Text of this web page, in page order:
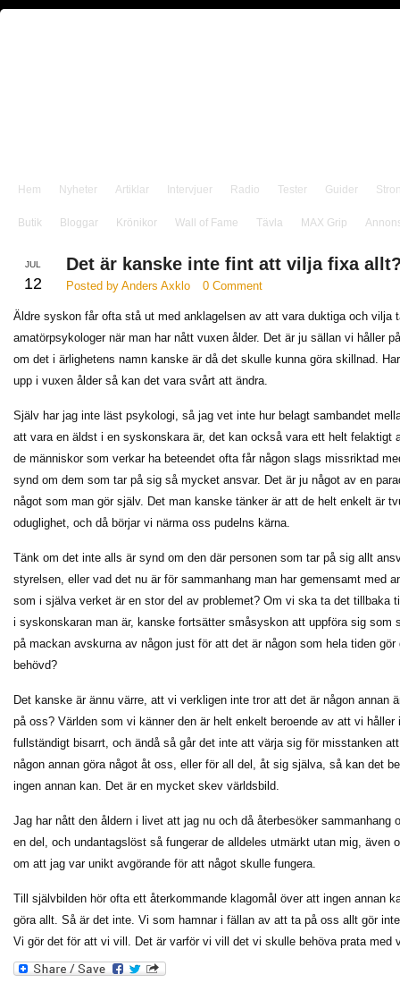
Hem Nyheter Artiklar Intervjuer Radio Tester Guider
Butik Bloggar Krönikor Wall of Fame Tävla MAX Grip
JUL
12
Det är kanske inte fint att vilja fixa
Posted by Anders Axklo 0 Comment
Äldre syskon får ofta stå ut med anklagelsen av att vara duktiga och vilja
amatörpsykologer när man har nått vuxen ålder. Det är ju sällan vi håller
om det i ärlighetens namn kanske är då det skulle kunna göra skillnad.
upp i vuxen ålder så kan det vara svårt att ändra.
Själv har jag inte läst psykologi, så jag vet inte hur belagt sambandet
att vara en äldst i en syskonskara är, det kan också vara ett helt felaktigt
de människor som verkar ha beteendet ofta får någon slags missriktad
synd om dem som tar på sig så mycket ansvar. Det är ju något av en
något som man gör själv. Det man kanske tänker är att de helt enkelt är
oduglighet, och då börjar vi närma oss pudelns kärna.
Tänk om det inte alls är synd om den där personen som tar på sig allt
styrelsen, eller vad det nu är för sammanhang man har gemensamt med
som i själva verket är en stor del av problemet? Om vi ska ta det tillbaka
i syskonskaran man är, kanske fortsätter småsyskon att uppföra sig som
på mackan avskurna av någon just för att det är någon som hela tiden
behövd?
Det kanske är ännu värre, att vi verkligen inte tror att det är någon annan
på oss? Världen som vi känner den är helt enkelt beroende av att vi
fullständigt bisarrt, och ändå så går det inte att värja sig för misstanken
någon annan göra något åt oss, eller för all del, åt sig själva, så kan det
ingen annan kan. Det är en mycket skev världsbild.
Jag har nått den åldern i livet att jag nu och då återbesöker sammanhang
en del, och undantagslöst så fungerar de alldeles utmärkt utan mig, även
om att jag var unikt avgörande för att något skulle fungera.
Till självbilden hör ofta ett återkommande klagomål över att ingen annan
göra allt. Så är det inte. Vi som hamnar i fällan av att ta på oss allt gör
Vi gör det för att vi vill. Det är varför vi vill det vi skulle behöva prata med